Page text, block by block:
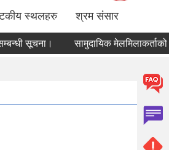
स्थलहरु श्रम संसार
सामुदायिक मेलमिलाकर्ताको सूची